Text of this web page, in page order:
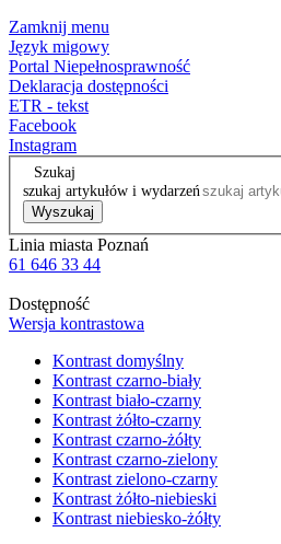
Zamknij menu
Język migowy
Portal Niepełnosprawność
Deklaracja dostępności
ETR - tekst
Facebook
Instagram
Szukaj
szukaj artykułów i wydarzeń
Wyszukaj
Linia miasta Poznań
61 646 33 44
Dostępność
Wersja kontrastowa
Kontrast domyślny
Kontrast czarno-biały
Kontrast biało-czarny
Kontrast żółto-czarny
Kontrast czarno-żółty
Kontrast czarno-zielony
Kontrast zielono-czarny
Kontrast żółto-niebieski
Kontrast niebiesko-żółty